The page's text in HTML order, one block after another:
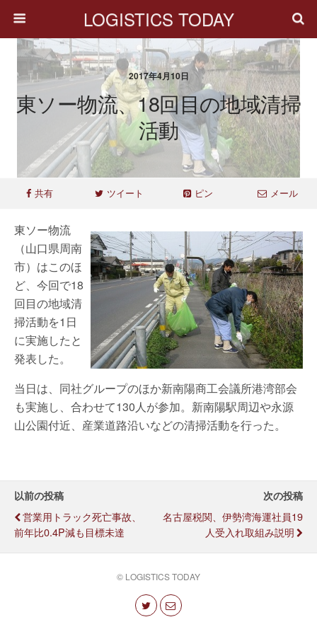
LOGISTICS TODAY
2017年4月10日
東ソー物流、18回目の地域清掃
活動
共有 ツイート ピン メール
東ソー物流
（山口県周南
市）はこのほ
ど、今回で18
回目の地域清
掃活動を1日
に実施したと
発表した。
当日は、同社グループのほか新南陽商工会議所港湾部会
も実施し、合わせて130人が参加。新南陽駅周辺や永源
山公園付近、産業道路沿いなどの清掃活動を行った。
以前の投稿
営業用トラック死亡事故、
前年比0.4P減も目標未達
次の投稿
名古屋税関、伊勢湾海運社員19
人受入れ取組み説明
© LOGISTICS TODAY